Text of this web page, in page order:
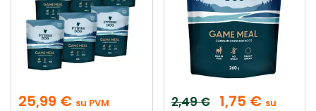
25,99 € su PVM 2,49€ 1,75 € su